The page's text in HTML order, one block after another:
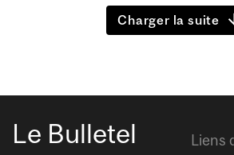
Charger la suite
Le Bulletel Liens